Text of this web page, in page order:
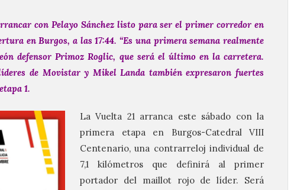
con Pelayo Sánchez listo para ser el primer corredor en
en Burgos, a las 17:44.“Es una primera semana realmente
defensor Primoz Roglic, que será el último en la carretera.
de Movistar y Mikel Landa también expresaron fuertes
1.
La Vuelta 21 arranca este sábado con la
primera etapa en Burgos-Catedral VIII
Centenario, una contrarreloj individual de
7,1 kilómetros que definirá al primer
portador del maillot rojo de líder. Será